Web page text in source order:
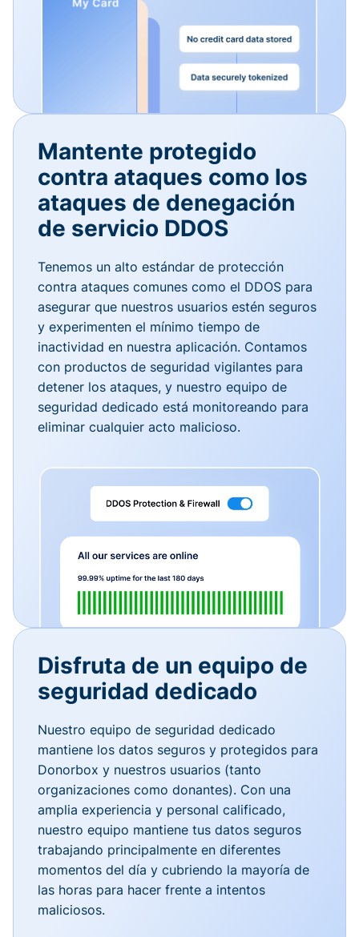
Mantente protegido
contra ataques como los
ataques de denegación
de servicio DDOS
Tenemos un alto estándar de protección
contra ataques comunes como el DDOS para
asegurar que nuestros usuarios estén seguros
y experimenten el mínimo tiempo de
inactividad en nuestra aplicación. Contamos
con productos de seguridad vigilantes para
detener los ataques, y nuestro equipo de
seguridad dedicado está monitoreando para
eliminar cualquier acto malicioso.
Disfruta de un equipo de
seguridad dedicado
Nuestro equipo de seguridad dedicado
mantiene los datos seguros y protegidos para
Donorbox y nuestros usuarios (tanto
organizaciones como donantes). Con una
amplia experiencia y personal calificado,
nuestro equipo mantiene tus datos seguros
trabajando principalmente en diferentes
momentos del día y cubriendo la mayoría de
las horas para hacer frente a intentos
maliciosos.